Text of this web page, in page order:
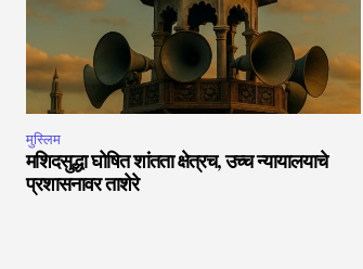
मुस्लिम
मशिदसुद्धा घोषित शांतता क्षेत्रच, उच्च न्यायालयाचे
प्रशासनावर ताशेरे